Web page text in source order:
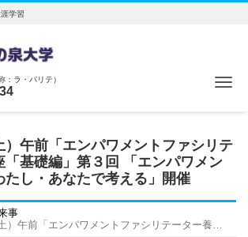
学習
：ラ・パリテ）
）午前「エンパワメントファシリテ
「基礎編」第３回 「エンパワメン
たし・あなたで考える」開催
事
ントファシリテーター養成講座「基礎編」第３回 「エンパワメントと関係性」わたし・あなたで考える」開催